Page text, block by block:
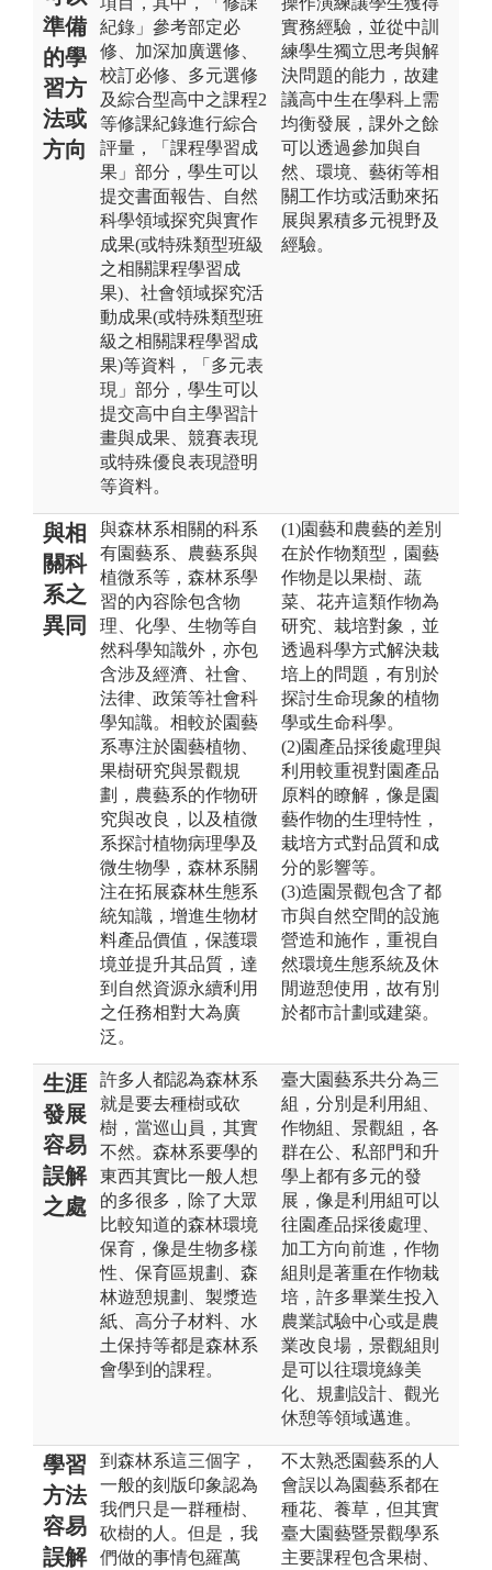
準備
的學
習方
法或
方向
紀錄」參考部定必
修、加深加廣選修、
校訂必修、多元選修
及綜合型高中之課程2
等修課紀錄進行綜合
評量，「課程學習成
果」部分，學生可以
提交書面報告、自然
科學領域探究與實作
成果(或特殊類型班級
之相關課程學習成
果)、社會領域探究活
動成果(或特殊類型班
級之相關課程學習成
果)等資料，「多元表
現」部分，學生可以
提交高中自主學習計
畫與成果、競賽表現
或特殊優良表現證明
等資料。
實務經驗，並從中訓
練學生獨立思考與解
決問題的能力，故建
議高中生在學科上需
均衡發展，課外之餘
可以透過參加與自
然、環境、藝術等相
關工作坊或活動來拓
展與累積多元視野及
經驗。
與相
關科
系之
異同
與森林系相關的科系
有園藝系、農藝系與
植微系等，森林系學
習的內容除包含物
理、化學、生物等自
然科學知識外，亦包
含涉及經濟、社會、
法律、政策等社會科
學知識。相較於園藝
系專注於園藝植物、
果樹研究與景觀規
劃，農藝系的作物研
究與改良，以及植微
系探討植物病理學及
微生物學，森林系關
注在拓展森林生態系
統知識，增進生物材
料產品價值，保護環
境並提升其品質，達
到自然資源永續利用
之任務相對大為廣
泛。
(1)園藝和農藝的差別
在於作物類型，園藝
作物是以果樹、蔬
菜、花卉這類作物為
研究、栽培對象，並
透過科學方式解決栽
培上的問題，有別於
探討生命現象的植物
學或生命科學。
(2)園產品採後處理與
利用較重視對園產品
原料的瞭解，像是園
藝作物的生理特性，
栽培方式對品質和成
分的影響等。
(3)造園景觀包含了都
市與自然空間的設施
營造和施作，重視自
然環境生態系統及休
閒遊憩使用，故有別
於都市計劃或建築。
生涯
發展
容易
誤解
之處
許多人都認為森林系
就是要去種樹或砍
樹，當巡山員，其實
不然。森林系要學的
東西其實比一般人想
的多很多，除了大眾
比較知道的森林環境
保育，像是生物多樣
性、保育區規劃、森
林遊憩規劃、製漿造
紙、高分子材料、水
土保持等都是森林系
會學到的課程。
臺大園藝系共分為三
組，分別是利用組、
作物組、景觀組，各
群在公、私部門和升
學上都有多元的發
展，像是利用組可以
往園產品採後處理、
加工方向前進，作物
組則是著重在作物栽
培，許多畢業生投入
農業試驗中心或是農
業改良場，景觀組則
是可以往環境綠美
化、規劃設計、觀光
休憩等領域邁進。
學習
方法
容易
誤解
到森林系這三個字，
一般的刻版印象認為
我們只是一群種樹、
砍樹的人。但是，我
們做的事情包羅萬
不太熟悉園藝系的人
會誤以為園藝系都在
種花、養草，但其實
臺大園藝暨景觀學系
主要課程包含果樹、